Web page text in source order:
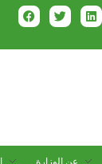
عن الوزارة